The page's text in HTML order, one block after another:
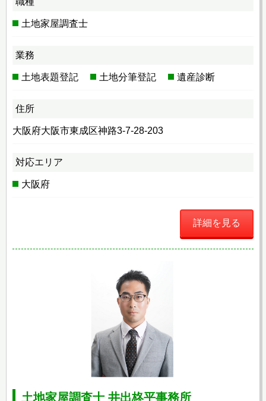
土地家屋調査士
業務
土地表題登記 土地分筆登記 遺産診断
住所
大阪府大阪市東成区神路3-7-28-203
対応エリア
大阪府
詳細を見る
土地家屋調査士 井出柊平事務所